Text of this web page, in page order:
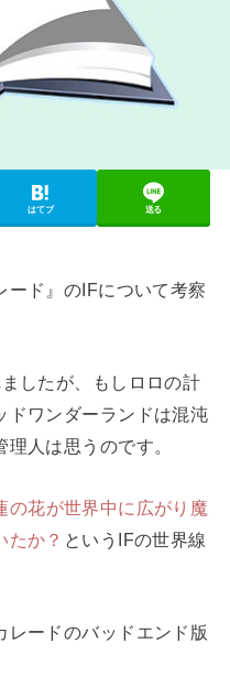
はてブ 送る
ード』のIFについて考察
したが、もしロロの計
ドワンダーランドは混沌
人は思うのです。
の花が世界中に広がり魔
たか？ というIFの世界線
レードのバッドエンド版